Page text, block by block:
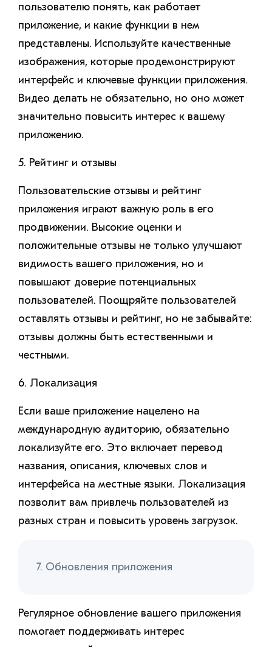
пользователю понять, как работает
приложение, и какие функции в нем
представлены. Используйте качественные
изображения, которые продемонстрируют
интерфейс и ключевые функции приложения.
Видео делать не обязательно, но оно может
значительно повысить интерес к вашему
приложению.
5. Рейтинг и отзывы
Пользовательские отзывы и рейтинг
приложения играют важную роль в его
продвижении. Высокие оценки и
положительные отзывы не только улучшают
видимость вашего приложения, но и
повышают доверие потенциальных
пользователей. Поощряйте пользователей
оставлять отзывы и рейтинг, но не забывайте:
отзывы должны быть естественными и
честными.
6. Локализация
Если ваше приложение нацелено на
международную аудиторию, обязательно
локализуйте его. Это включает перевод
названия, описания, ключевых слов и
интерфейса на местные языки. Локализация
позволит вам привлечь пользователей из
разных стран и повысить уровень загрузок.
7. Обновления приложения
Регулярное обновление вашего приложения
помогает поддерживать интерес